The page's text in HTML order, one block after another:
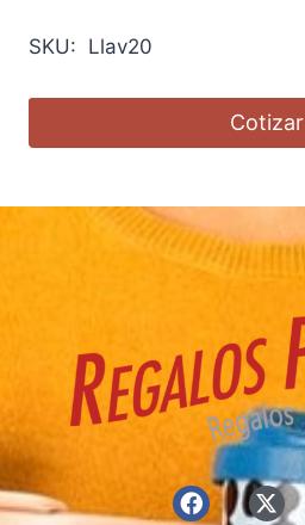
SKU: Llav20
Cotizar